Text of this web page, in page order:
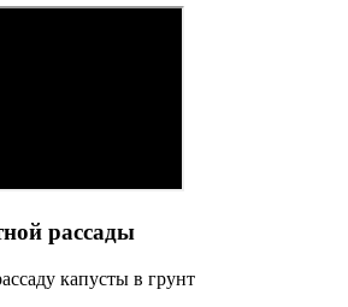
рассады